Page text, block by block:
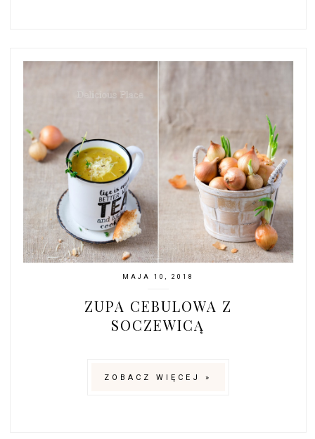
MAJA 10, 2018
ZUPA CEBULOWA Z
SOCZEWICĄ
ZOBACZ WIĘCEJ »